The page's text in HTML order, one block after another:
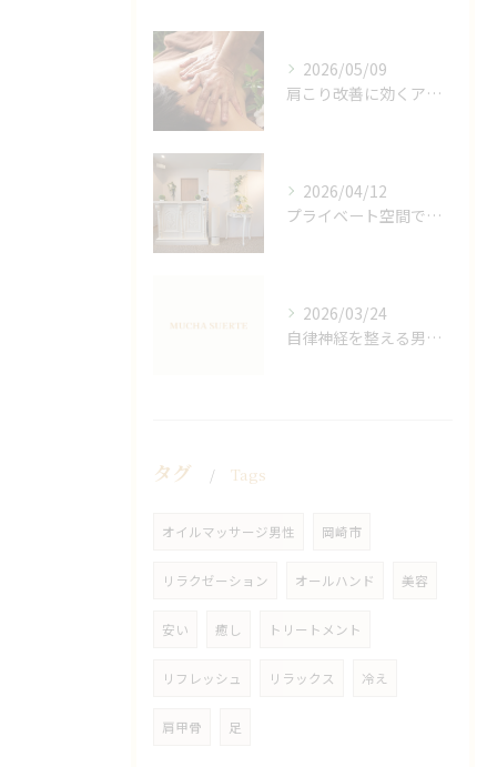
2026/05/09
肩こり改善に効くアロマリンパの手技と効果
2026/04/12
プライベート空間で極上アロマリンパケアの効果
2026/03/24
自律神経を整える男性オイルマッサージ
タグ Tags
オイルマッサージ男性 岡崎市
リラクゼーション オールハンド 美容
安い 癒し トリートメント
リフレッシュ リラックス 冷え
肩甲骨 足